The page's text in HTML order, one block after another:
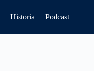
Historia Podcast